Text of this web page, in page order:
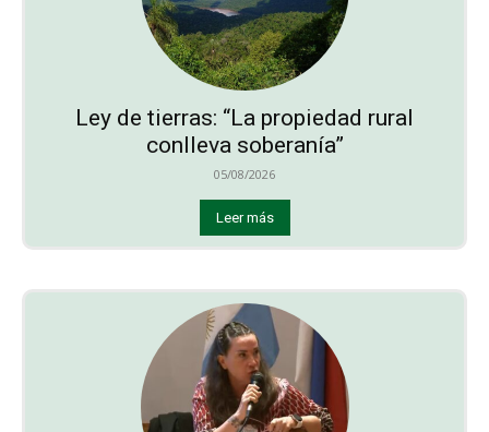
Ley de tierras: “La propiedad rural
conlleva soberanía”
05/08/2026
Leer más